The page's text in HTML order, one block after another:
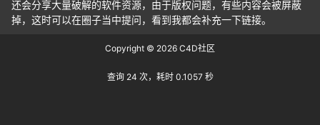
还会分享大量破解的软件资源，由于版权问题，有些内容会被屏蔽
掉，这时可以在圈子当中提问，看到我都会补充一下链接。
Copyright © 2026 C4D社区
查询 24 次，耗时 0.1057 秒